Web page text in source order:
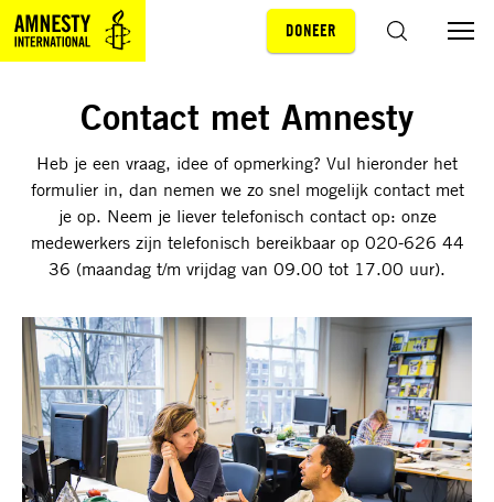
Sla navigatie over
DONEER
Contact met Amnesty
Heb je een vraag, idee of opmerking? Vul hieronder het
formulier in, dan nemen we zo snel mogelijk contact met
je op. Neem je liever telefonisch contact op: onze
medewerkers zijn telefonisch bereikbaar op 020-626 44
36 (maandag t/m vrijdag van 09.00 tot 17.00 uur).
Contact
en
wijzigingen